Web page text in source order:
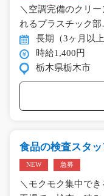
＼空調完備のクリ
れるプラスチック
長期（3ヶ月以上
時給1,400円
栃木県栃木市
食品の検査スタ
NEW 急募
＼モクモク集中で